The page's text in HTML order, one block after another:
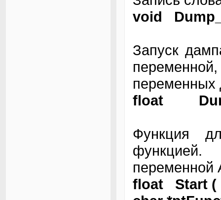
void
Запуск
переменных
float
Функция
переменной
float Start (